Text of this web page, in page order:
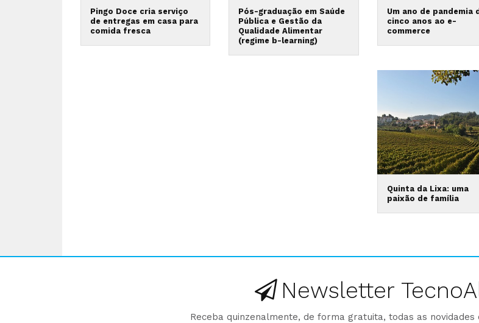
Pingo Doce cria serviço
de entregas em casa para
comida fresca
Pós-graduação em Saúde
Pública e Gestão da
Qualidade Alimentar
(regime b-learning)
Um ano de pandemia
cinco anos ao e-
commerce
Quinta da Lixa: uma
paixão de família
Newsletter
Receba quinzenalmente, de forma gratuita, todas as